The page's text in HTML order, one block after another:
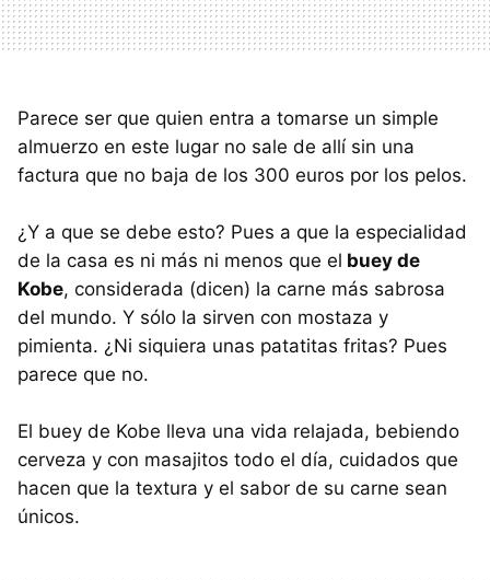
Parece ser que quien entra a tomarse un simple
almuerzo en este lugar no sale de allí sin una
factura que no baja de los 300 euros por los pelos.
¿Y a que se debe esto? Pues a que la especialidad
de la casa es ni más ni menos que el buey de
Kobe, considerada (dicen) la carne más sabrosa
del mundo. Y sólo la sirven con mostaza y
pimienta. ¿Ni siquiera unas patatitas fritas? Pues
parece que no.
El buey de Kobe lleva una vida relajada, bebiendo
cerveza y con masajitos todo el día, cuidados que
hacen que la textura y el sabor de su carne sean
únicos.